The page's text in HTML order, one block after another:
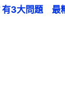
3大問題　最